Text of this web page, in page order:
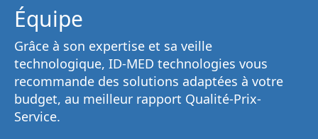
Équipe
Grâce à son expertise et sa veille
technologique, ID-MED technologies vous
recommande des solutions adaptées à votre
budget, au meilleur rapport Qualité-Prix-
Service.